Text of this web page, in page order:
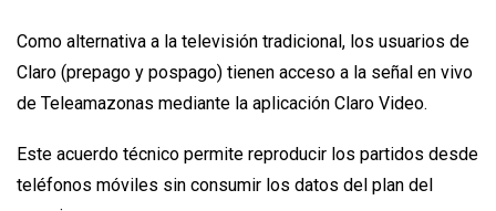
Como alternativa a la televisión tradicional, los usuarios de
Claro (prepago y pospago) tienen acceso a la señal en vivo
de Teleamazonas mediante la aplicación Claro Video.
Este acuerdo técnico permite reproducir los partidos desde
teléfonos móviles sin consumir los datos del plan del